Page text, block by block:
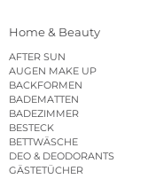
Home & Beauty
AFTER SUN
AUGEN MAKE UP
BACKFORMEN
BADEMATTEN
BADEZIMMER
BESTECK
BETTWÄSCHE
DEO & DEODORANTS
GÄSTETÜCHER